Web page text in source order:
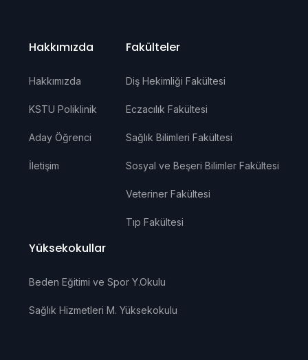
Hakkımızda
Hakkımızda
KSTU Poliklinik
Aday Öğrenci
İletişim
Fakülteler
Diş Hekimliği Fakültesi
Eczacılık Fakültesi
Sağlık Bilimleri Fakültesi
Sosyal ve Beşeri Bilimler Fakültesi
Veteriner Fakültesi
Tıp Fakültesi
Yüksekokullar
Beden Eğitimi ve Spor Y.Okulu
Sağlık Hizmetleri M. Yüksekokulu